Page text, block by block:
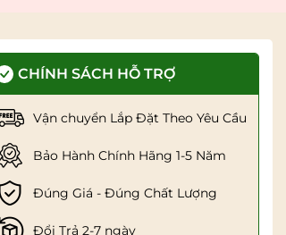
CHÍNH SÁCH HỖ TRỢ
Vận chuyển Lắp Đặt Theo Yêu Cầu
Bảo Hành Chính Hãng 1-5 Năm
Đúng Giá - Đúng Chất Lượng
Đổi Trả 2-7 ngày